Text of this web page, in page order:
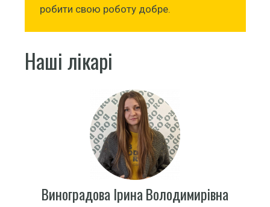
робити свою роботу добре.
Наші лікарі
Виноградова Ірина Володимирівна